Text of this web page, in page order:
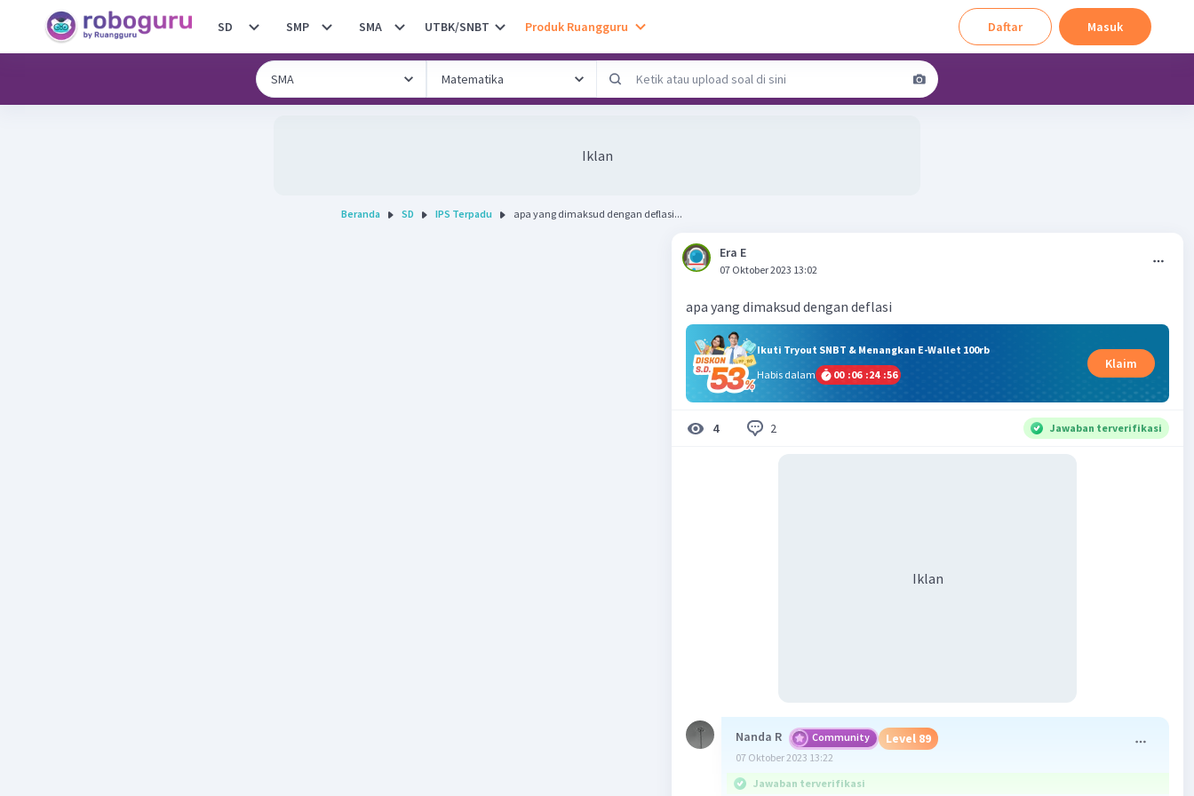
SD SMP SMA UTBK/SNBT Produk Ruangguru Daftar Masuk
Iklan
Beranda SD IPS Terpadu apa yang dimaksud dengan deflasi...
Era E
07 Oktober 2023 13:02
apa yang dimaksud dengan deflasi
Ikuti Tryout SNBT & Menangkan E-Wallet 100rb
Habis dalam
00 :06 :24 :56
Klaim
4 2 Jawaban terverifikasi
Iklan
Nanda R Community Level 89
07 Oktober 2023 13:22
Jawaban terverifikasi